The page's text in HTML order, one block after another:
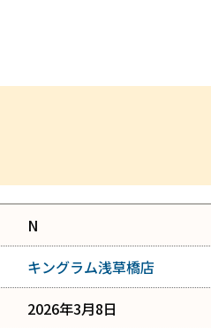
N
キングラム浅草橋店
2026年3月8日